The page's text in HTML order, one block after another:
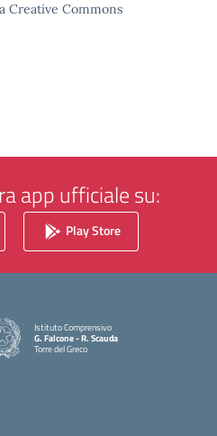
Creative Commons
app ufficiale su:
Play Store
Istituto Comprensivo
G. Falcone - R. Scauda
Torre del Greco